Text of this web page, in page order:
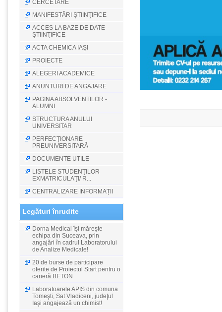
CERCETARE
MANIFESTĂRI ŞTIINŢIFICE
ACCES LA BAZE DE DATE
ŞTIINŢIFICE
ACTA CHEMICA IAŞI
PROIECTE
ALEGERI ACADEMICE
ANUNTURI DE ANGAJARE
PAGINA ABSOLVENTILOR -
ALUMNI
STRUCTURA ANULUI
UNIVERSITAR
PERFECŢIONARE
PREUNIVERSITARĂ
DOCUMENTE UTILE
LISTELE STUDENŢILOR
EXMATRICULAŢI/ R...
CENTRALIZARE INFORMAȚII
Legături înrudite
Dorna Medical își mărește
echipa din Suceava, prin
angajări în cadrul Laboratorului
de Analize Medicale!
20 de burse de participare
oferite de Proiectul Start pentru o
carieră BETON
Laboratoarele APIS din comuna
Tomeşti, Sat Vladiceni, judeţul
Iaşi angajează un chimist!